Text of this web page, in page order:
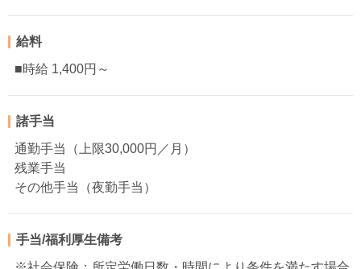
給料
■時給 1,400円～
諸手当
通勤手当（上限30,000円／月）
残業手当
その他手当（夜勤手当）
手当/福利厚生備考